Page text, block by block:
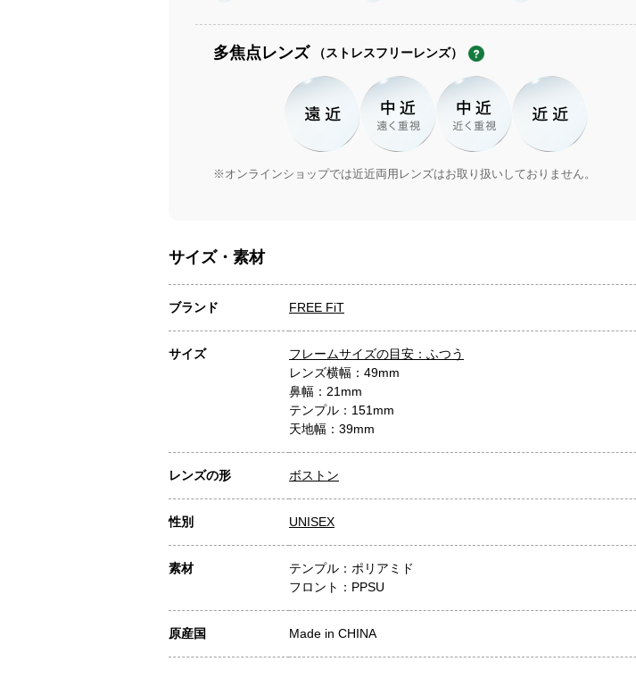
サイズ・素材
ブランド FREE FiT
サイズ
フレームサイズの目安：ふつう
レンズ横幅：49mm
鼻幅：21mm
テンプル：151mm
天地幅：39mm
レンズの形 ボストン
性別 UNISEX
素材
テンプル：ポリアミド
フロント：PPSU
原産国 Made in CHINA
多焦点レンズ （ストレスフリーレンズ）
※オンラインショップでは近近両用レンズはお取り扱いしておりません。